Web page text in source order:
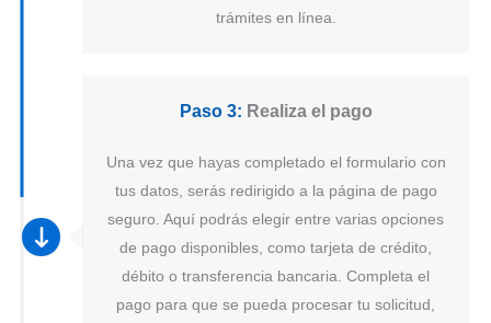
trámites en línea.
Paso 3: Realiza el pago
Una vez que hayas completado el formulario con
tus datos, serás redirigido a la página de pago
seguro. Aquí podrás elegir entre varias opciones
de pago disponibles, como tarjeta de crédito,
débito o transferencia bancaria. Completa el
pago para que se pueda procesar tu solicitud,